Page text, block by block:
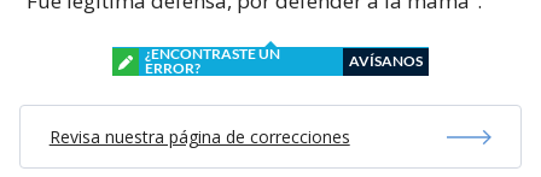
¿ENCONTRASTE UN
ERROR?
AVÍSANOS
Revisa nuestra página de correcciones